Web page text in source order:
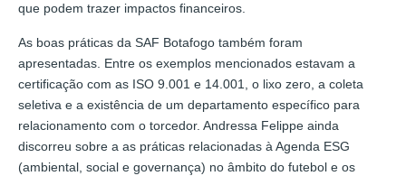
que podem trazer impactos financeiros.
As boas práticas da SAF Botafogo também foram
apresentadas. Entre os exemplos mencionados estavam a
certificação com as ISO 9.001 e 14.001, o lixo zero, a coleta
seletiva e a existência de um departamento específico para
relacionamento com o torcedor. Andressa Felippe ainda
discorreu sobre a as práticas relacionadas à Agenda ESG
(ambiental, social e governança) no âmbito do futebol e os